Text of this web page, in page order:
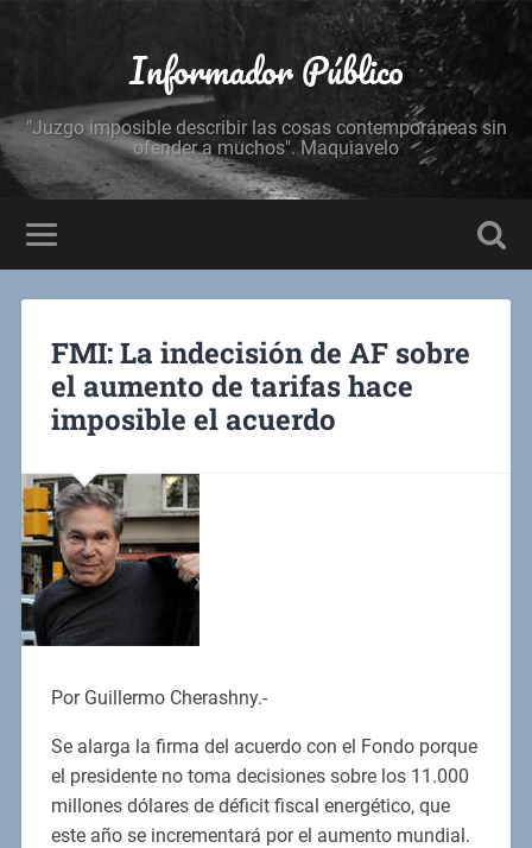
Informador Público
"Juzgo imposible describir las cosas contemporáneas sin
ofender a muchos". Maquiavelo
FMI: La indecisión de AF sobre
el aumento de tarifas hace
imposible el acuerdo
Por Guillermo Cherashny.-
Se alarga la firma del acuerdo con el Fondo porque
el presidente no toma decisiones sobre los 11.000
millones dólares de déficit fiscal energético, que
este año se incrementará por el aumento mundial.